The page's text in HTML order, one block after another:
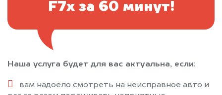
F7x за 60 минут!
Наша услуга будет для вас актуальна, если:
вам надоело смотреть на неисправное авто и